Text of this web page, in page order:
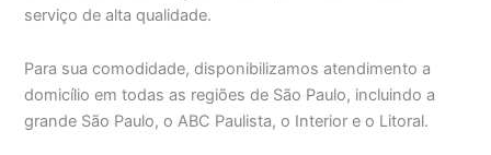
serviço de alta qualidade.
Para sua comodidade, disponibilizamos atendimento a
domicílio em todas as regiões de São Paulo, incluindo a
grande São Paulo, o ABC Paulista, o Interior e o Litoral.